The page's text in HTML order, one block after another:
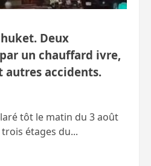
Deux
un chauffard ivre,
autres accidents.
tôt le matin du 3 août
étages du...